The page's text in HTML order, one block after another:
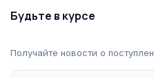
Будьте в курсе
Получайте новости о